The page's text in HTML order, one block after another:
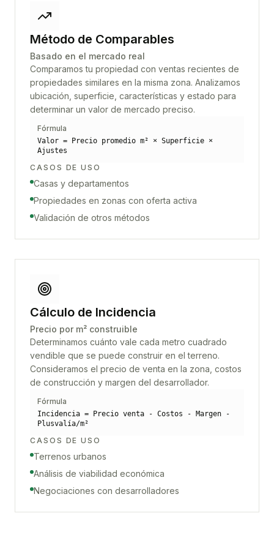
Método de Comparables
Basado en el mercado real
Comparamos tu propiedad con ventas recientes de
propiedades similares en la misma zona. Analizamos
ubicación, superficie, características y estado para
determinar un valor de mercado preciso.
Fórmula
Valor = Precio promedio m² × Superficie ×
Ajustes
CASOS DE USO
Casas y departamentos
Propiedades en zonas con oferta activa
Validación de otros métodos
Cálculo de Incidencia
Precio por m² construible
Determinamos cuánto vale cada metro cuadrado
vendible que se puede construir en el terreno.
Consideramos el precio de venta en la zona, costos
de construcción y margen del desarrollador.
Fórmula
Incidencia = Precio venta - Costos - Margen -
Plusvalía/m²
CASOS DE USO
Terrenos urbanos
Análisis de viabilidad económica
Negociaciones con desarrolladores